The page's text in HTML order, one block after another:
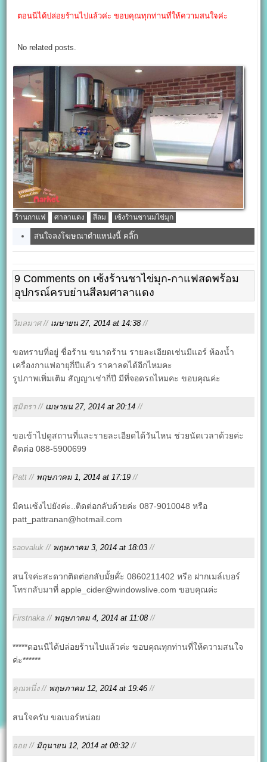
ตอนนีได้ปล่อยร้านไปแล้วค่ะ ขอบคุณทุกท่านที่ให้ความสนใจค่ะ
No related posts.
ร้านกาแฟ ศาลาแดง สีลม เซ้งร้านชานมไข่มุก
สนใจลงโฆษณาตำแหน่งนี้ คลิ๊ก
9 Comments on เซ้งร้านชาไข่มุก-กาแฟสดพร้อม
อุปกรณ์ครบย่านสีลมศาลาแดง
วิมลมาศ // เมษายน 27, 2014 at 14:38 //
ขอทราบที่อยู่ ชื่อร้าน ขนาดร้าน รายละเอียดเช่นมีแอร์ ห้องน้ำ
เครื่องกาแฟอายุกี่ปีแล้ว ราคาลดได้อีกไหมคะ
รูปภาพเพิ่มเติม สัญญาเช่ากี่ปี มีที่จอดรถไหมคะ ขอบคุณค่ะ
สุมิตรา // เมษายน 27, 2014 at 20:14 //
ขอเข้าไปดูสถานที่และรายละเอียดได้วันไหน ช่วยนัดเวลาด้วยค่ะ
ติดต่อ 088-5900699
Patt // พฤษภาคม 1, 2014 at 17:19 //
มีคนเซ้งไปยังค่ะ..ติดต่อกลับด้วยค่ะ 087-9010048 หรือ
patt_pattranan@hotmail.com
saovaluk // พฤษภาคม 3, 2014 at 18:03 //
สนใจค่ะสะดวกติดต่อกลับมั้ยค๊่ะ 0860211402 หรือ ฝากเมล์เบอร์
โทรกลับมาที่ apple_cider@windowslive.com ขอบคุณค่ะ
Firstnaka // พฤษภาคม 4, 2014 at 11:08 //
*****ตอนนีได้ปล่อยร้านไปแล้วค่ะ ขอบคุณทุกท่านที่ให้ความสนใจ
ค่ะ******
คุณหนึ่ง // พฤษภาคม 12, 2014 at 19:46 //
สนใจครับ ขอเบอร์หน่อย
ออย // มิถุนายน 12, 2014 at 08:32 //